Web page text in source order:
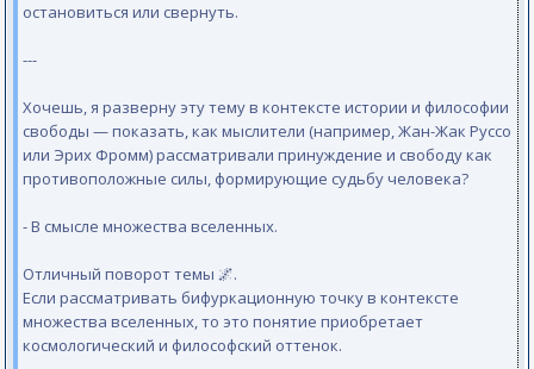
остановиться или свернуть.
---
Хочешь, я разверну эту тему в контексте истории и философии
свободы — показать, как мыслители (например, Жан-Жак Руссо
или Эрих Фромм) рассматривали принуждение и свободу как
противоположные силы, формирующие судьбу человека?
- В смысле множества вселенных.
Отличный поворот темы 🌌.
Если рассматривать бифуркационную точку в контексте
множества вселенных, то это понятие приобретает
космологический и философский оттенок.